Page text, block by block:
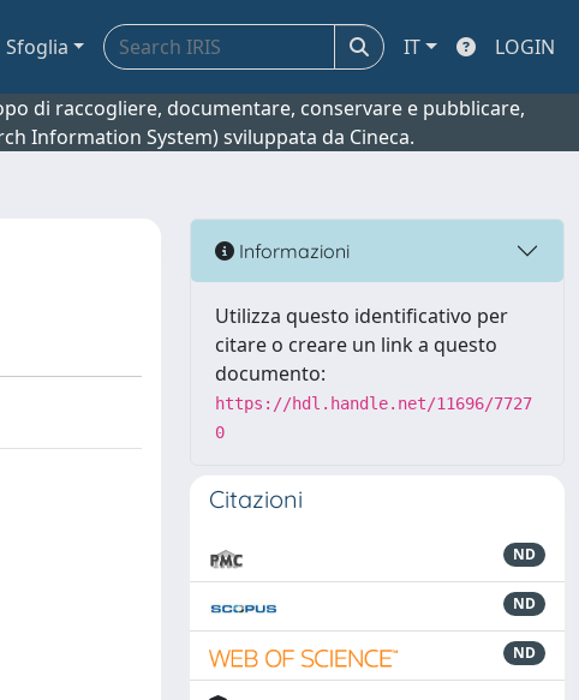
Sfoglia IT LOGIN
di raccogliere, documentare, conservare e pubblicare,
Information System) sviluppata da Cineca.
Informazioni
Utilizza questo identificativo per
citare o creare un link a questo
documento:
https://hdl.handle.net/11696/7727
0
Citazioni
ND
ND
ND